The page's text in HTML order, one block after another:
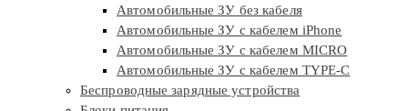
Автомобильные ЗУ без кабеля
Автомобильные ЗУ с кабелем iPhone
Автомобильные ЗУ с кабелем MICRO
Автомобильные ЗУ с кабелем TYPE-C
Беспроводные зарядные устройства